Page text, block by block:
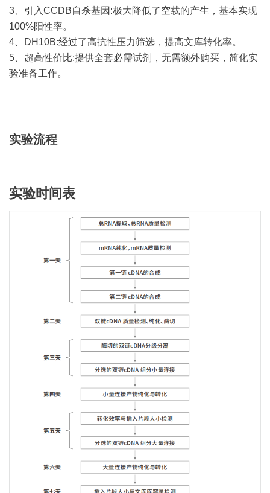
3、引入CCDB自杀基因:极大降低了空载的产生，基本实现
100%阳性率。
4、DH10B:经过了高抗性压力筛选，提高文库转化率。
5、超高性价比:提供全套必需试剂，无需额外购买，简化实
验准备工作。
实验流程
实验时间表